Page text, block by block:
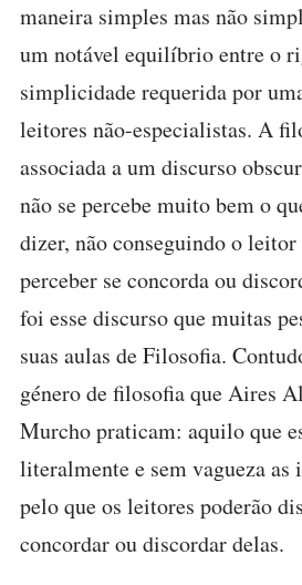
maneira simples mas não
um notável equilíbrio entre o
simplicidade requerida por
leitores não-especialistas. A
associada a um discurso
não se percebe muito bem o
dizer, não conseguindo o
perceber se concorda ou
foi esse discurso que muitas
suas aulas de Filosofia.
género de filosofia que Aires
Murcho praticam: aquilo que
literalmente e sem vagueza as
pelo que os leitores poderão
concordar ou discordar delas.